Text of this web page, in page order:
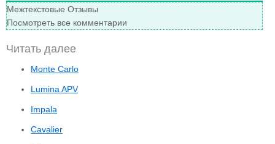
Межтекстовые Отзывы
Посмотреть все комментарии
Читать далее
Monte Carlo
Lumina APV
Impala
Cavalier